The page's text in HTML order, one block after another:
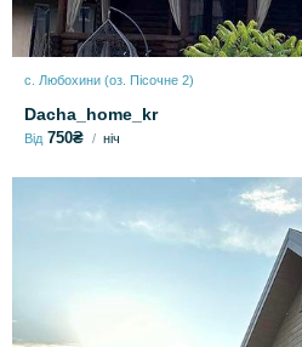
с. Любохини (оз. Пісочне 2)
Dacha_home_kr
Від 750₴ ніч